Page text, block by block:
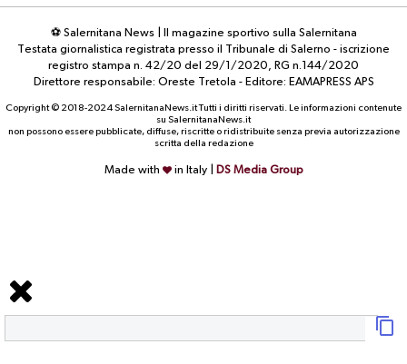
⚽ Salernitana News | Il magazine sportivo sulla Salernitana
Testata giornalistica registrata presso il Tribunale di Salerno - iscrizione
registro stampa n. 42/20 del 29/1/2020, RG n.144/2020
Direttore responsabile: Oreste Tretola - Editore: EAMAPRESS APS
Copyright © 2018-2024 SalernitanaNews.it Tutti i diritti riservati. Le informazioni contenute
su SalernitanaNews.it
non possono essere pubblicate, diffuse, riscritte o ridistribuite senza previa autorizzazione
scritta della redazione
Made with in Italy | DS Media Group